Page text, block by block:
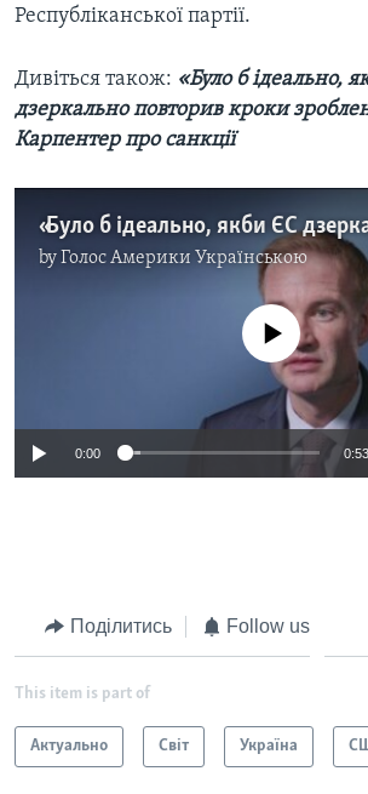
Республіканської партії.
Дивіться також: «Було б ідеально,
дзеркально повторив кроки
Карпентер про санкції
byГолос Америки Українською
No media source currently
0:00 0:53
Поділитись Follow us
This item is part of
Актуально Світ Україна